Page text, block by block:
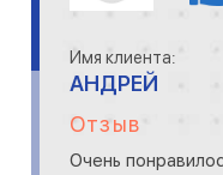
Имя клиента:
АНДРЕЙ
Отзыв
Очень